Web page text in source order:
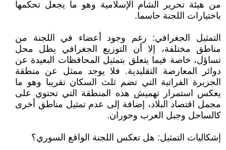
من هيئة تحرير الشام الإسلامية وهو ما يجعل تحكمها
باختيارات اللجنة حاسما.
التمثيل الجغرافي: رغم وجود أعضاء في اللجنة من
مناطق مختلفة، إلا أن التوزيع الجغرافي يظل محل
تساؤل، خاصة فيما يتعلق بتمثيل المحافظات البعيدة عن
دوائر المعارضة التقليدية. فلا يوجد ممثل عن منطقة
الجزيرة الفراتية التي تضم ثلث السكان تقريبا وهو ما
يعكس استمرار تهميش هذه المنطقة التي تحتوي على
مجمل اقتصاد البلاد، إضافة إلى عدم تمثيل مناطق أخرى
كالساحل وجبل العرب وحوران.
إشكاليات التمثيل: هل تعكس اللجنة الواقع السوري؟